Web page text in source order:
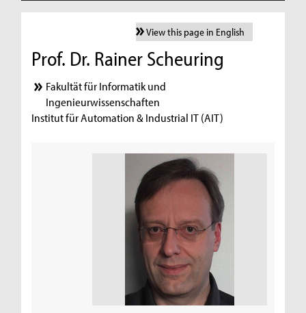
View this page in English
Prof. Dr. Rainer Scheuring
Fakultät für Informatik und
Ingenieurwissenschaften
Institut für Automation & Industrial IT (AIT)